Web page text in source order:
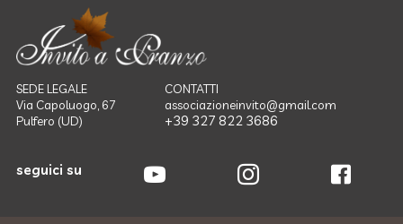
SEDE LEGALE
Via Capoluogo, 67
Pulfero (UD)
CONTATTI
associazioneinvito@gmail.com
+39 327 822 3686
seguici su